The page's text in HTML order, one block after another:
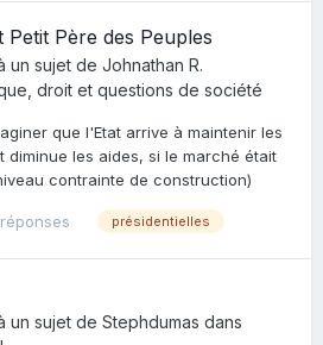
Père des Peuples
un sujet de Johnathan R.
droit et questions de société
que l'Etat arrive à maintenir les
diminue les aides, si le marché était
contrainte de construction)
présidentielles
un sujet de Stephdumas dans